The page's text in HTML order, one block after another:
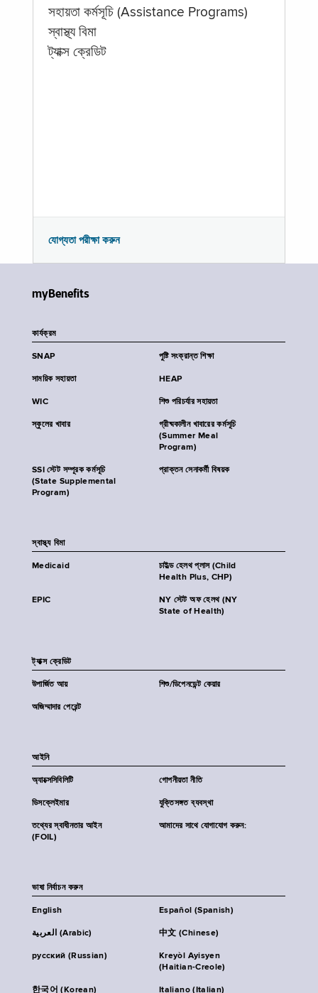
সহায়তা কর্মসূচি (Assistance Programs)
স্বাস্থ্য বিমা
ট্যাক্স ক্রেডিট
যোগ্যতা পরীক্ষা করুন
myBenefits
কার্যক্রম
SNAP পুষ্টি সংক্রান্ত শিক্ষা
সাময়িক সহায়তা HEAP
WIC শিশু পরিচর্যার সহায়তা
স্কুলের খাবার
গ্রীষ্মকালীন খাবারের কর্মসূচি
(Summer Meal
Program)
SSI স্টেট সম্পূরক কর্মসূচি
(State Supplemental
Program)
প্রাক্তন সেনাকর্মী বিষয়ক
স্বাস্থ্য বিমা
Medicaid
চাইল্ড হেলথ প্লাস (Child
Health Plus, CHP)
EPIC
NY স্টেট অফ হেলথ (NY
State of Health)
ট্যাক্স ক্রেডিট
উপার্জিত আয় শিশু/ডিপেনডেন্ট কেয়ার
অজিম্মাদার পেরেন্ট
আইনি
অ্যাক্সেসিবিলিটি গোপনীয়তা নীতি
ডিসক্লেইমার যুক্তিসঙ্গত ব্যবস্থা
তথ্যের স্বাধীনতার আইন
(FOIL)
আমাদের সাথে যোগাযোগ করুন:
ভাষা নির্বাচন করুন
English Español (Spanish)
العربية (Arabic) 中文 (Chinese)
русский (Russian)
Kreyòl Ayisyen
(Haitian-Creole)
한국어 (Korean) Italiano (Italian)